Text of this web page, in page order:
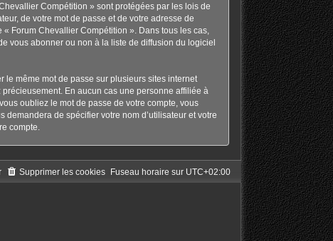
Compétition » sont protégées par les lois de
de votre mot de passe et de votre adresse de
Forum Chevallier Compétition ». Dans tous les cas,
vous abonner ou non à la liste de diffusion du logiciel
le même mot de passe sur plusieurs sites internet
En aucun cas une personne affiliée à
oubliez le mot de passe de votre compte, vous
de spécifier votre nom d’utilisateur et votre
compte.
Fuseau horaire sur UTC+02:00
Supprimer les cookies